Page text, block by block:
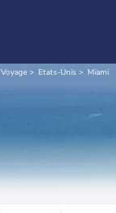
Voyage Etats-Unis Miami